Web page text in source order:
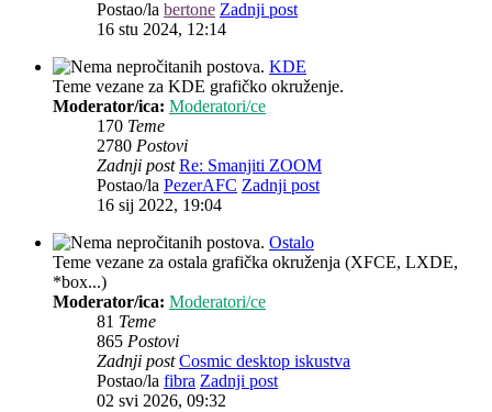
Postao/la bertone Zadnji post
16 stu 2024, 12:14
KDE
Teme vezane za KDE grafičko okruženje.
Moderator/ica: Moderatori/ce
170 Teme
2780 Postovi
Zadnji post Re: Smanjiti ZOOM
Postao/la PezerAFC Zadnji post
16 sij 2022, 19:04
Ostalo
Teme vezane za ostala grafička okruženja (XFCE, LXDE,
*box...)
Moderator/ica: Moderatori/ce
81 Teme
865 Postovi
Zadnji post Cosmic desktop iskustva
Postao/la fibra Zadnji post
02 svi 2026, 09:32